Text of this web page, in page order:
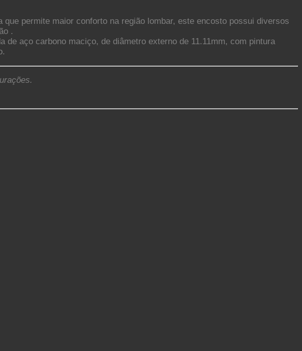
permite maior conforto na região lombar, este encosto possui diversos
.
aço carbono maciço, de diâmetro externo de 11.11mm, com pintura